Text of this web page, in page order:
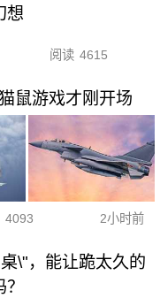
想
阅读 4615
鼠游戏才刚开场
4093 2小时前
\"，能让跪太久的